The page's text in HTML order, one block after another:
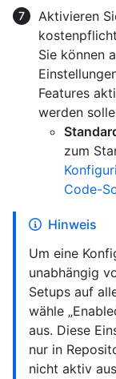
Aktivieren
Sie können
Features
werden
zum
Code-
Hinweis
Um eine
unabhängig
Setups auf
wähle
aus. Diese
nur in
nicht aktiv